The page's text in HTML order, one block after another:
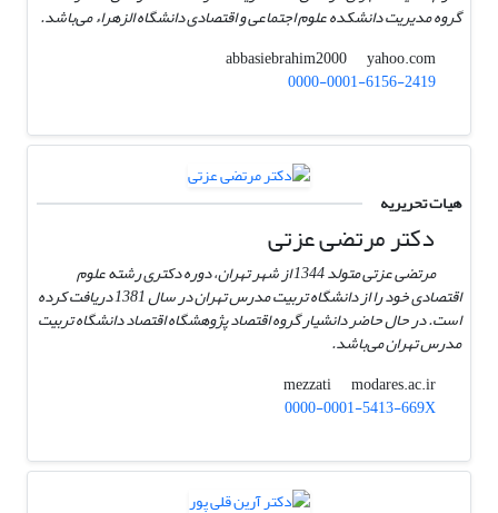
گروه مدیریت دانشکده علوم اجتماعی و اقتصادی دانشگاه الزهراء می‌باشد.
abbasiebrahim2000
yahoo.com
0000-0001-6156-2419
هیات تحریریه
دکتر مرتضی عزتی
مرتضی عزتی متولد 1344 از شهر تهران، دوره دکتری رشته علوم
اقتصادی خود را از دانشگاه تربیت مدرس تهران در سال 1381 دریافت کرده
است. در حال حاضر دانشیار گروه اقتصاد پژوهشگاه اقتصاد دانشگاه تربیت
مدرس تهران می‌باشد.
mezzati
modares.ac.ir
0000-0001-5413-669X